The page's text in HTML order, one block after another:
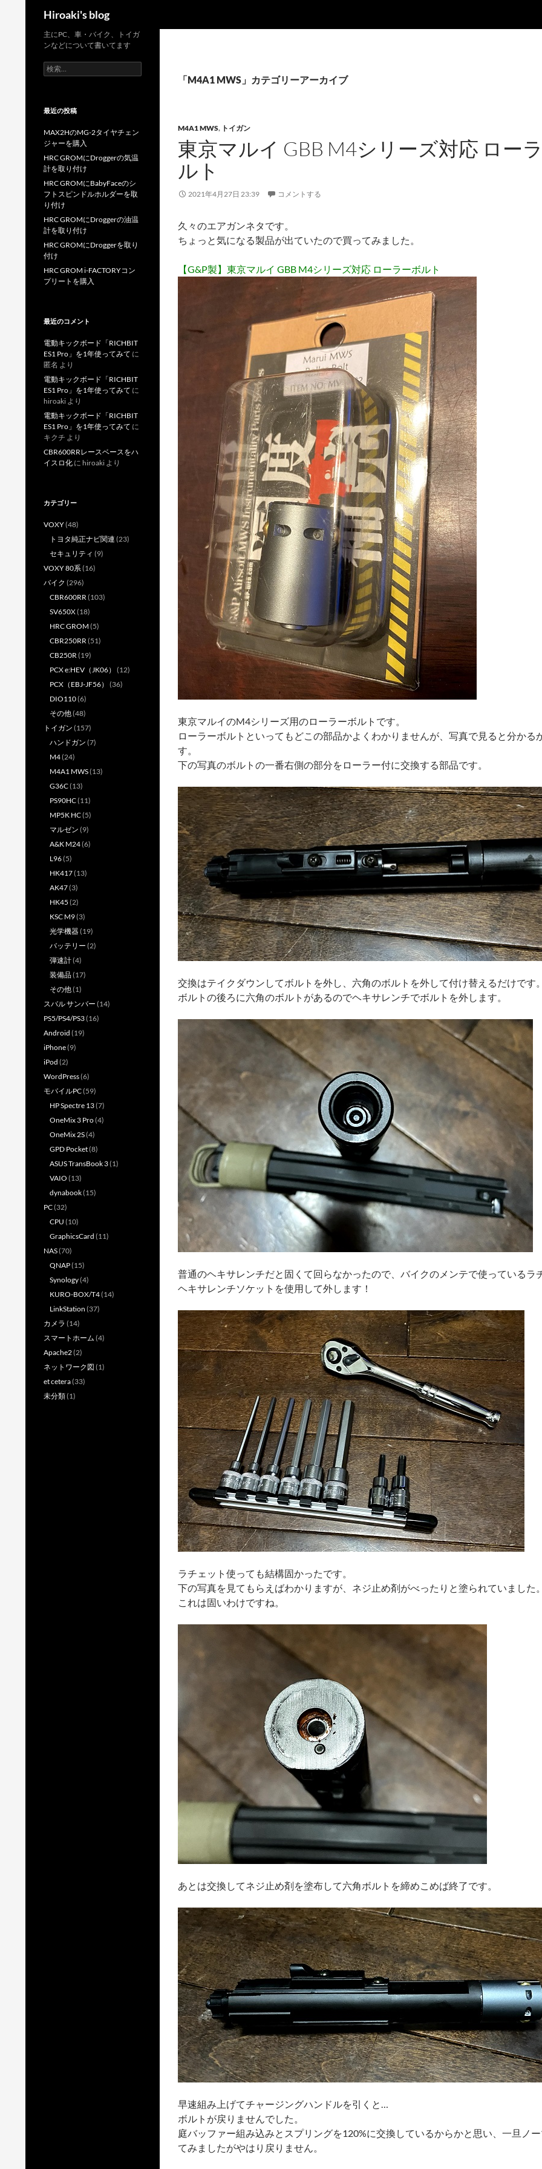
Hiroaki's blog
「M4A1 MWS」カテゴリーアーカイブ
M4A1 MWS, トイガン
東京マルイ GBB M4シリーズ対応 ロー
ルト
2021年4月27日 23:39 コメントする
久々のエアガンネタです。
ちょっと気になる製品が出ていたので買ってみました。
【G&P製】東京マルイ GBB M4シリーズ対応 ローラーボルト
東京マルイのM4シリーズ用のローラーボルトです。
ローラーボルトといってもどこの部品かよくわかりませんが、写真で見ると分かる
す。
下の写真のボルトの一番右側の部分をローラー付に交換する部品です。
交換はテイクダウンしてボルトを外し、六角のボルトを外して付け替えるだけです
ボルトの後ろに六角のボルトがあるのでヘキサレンチでボルトを外します。
普通のヘキサレンチだと固くて回らなかったので、バイクのメンテで使っているラ
ヘキサレンチソケットを使用して外します！
ラチェット使っても結構固かったです。
下の写真を見てもらえばわかりますが、ネジ止め剤がべったりと塗られていました
これは固いわけですね。
あとは交換してネジ止め剤を塗布して六角ボルトを締めこめば終了です。
早速組み上げてチャージングハンドルを引くと…
ボルトが戻りませんでした。
庭バッファー組み込みとスプリングを120%に交換しているからかと思い、一旦ノ
てみましたがやはり戻りません。
主にPC、車・バイク、トイガ
ンなどについて書いてます
検
索:
最近の投稿
MAX2HのMG-2タイヤチェン
ジャーを購入
HRC GROMにDroggerの気温
計を取り付け
HRC GROMにBabyFaceのシ
フトスピンドルホルダーを取
り付け
HRC GROMにDroggerの油温
計を取り付け
HRC GROMにDroggerを取り
付け
HRC GROM i-FACTORYコン
プリートを購入
最近のコメント
電動キックボード「RICHBIT
ES1 Pro」を1年使ってみて に
匿名 より
電動キックボード「RICHBIT
ES1 Pro」を1年使ってみて に
hiroaki より
電動キックボード「RICHBIT
ES1 Pro」を1年使ってみて に
キクチ より
CBR600RRレースベースをハ
イスロ化 に hiroaki より
カテゴリー
VOXY(48)
トヨタ純正ナビ関連 (23)
セキュリティ (9)
VOXY 80系(16)
バイク (296)
CBR600RR(103)
SV650X(18)
HRC GROM (5)
CBR250RR(51)
CB250R(19)
PCX e:HEV（JK06） (12)
PCX（EBJ-JF56） (36)
DIO110(6)
その他(48)
トイガン (157)
ハンドガン (7)
M4(24)
M4A1 MWS(13)
G36C(13)
PS90HC(11)
MP5K HC(5)
マルゼン (9)
A&K M24(6)
L96(5)
HK417(13)
AK47(3)
HK45 (2)
KSC M9(3)
光学機器(19)
バッテリー (2)
弾速計(4)
装備品(17)
その他(1)
スバル サンバー (14)
PS5/PS4/PS3(16)
Android (19)
iPhone(9)
iPod (2)
WordPress(6)
モバイルPC(59)
HP Spectre 13(7)
OneMix 3 Pro(4)
OneMix 2S(4)
GPD Pocket(8)
ASUS TransBook 3(1)
VAIO (13)
dynabook(15)
PC(32)
CPU (10)
GraphicsCard (11)
NAS(70)
QNAP(15)
Synology(4)
KURO-BOX/T4(14)
LinkStation (37)
カメラ (14)
スマートホーム (4)
Apache2(2)
ネットワーク図 (1)
et cetera(33)
未分類(1)